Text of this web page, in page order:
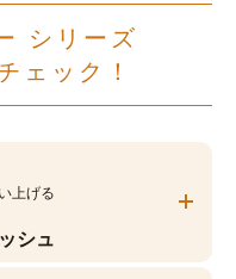
シリーズ
ェック！
上げる
シュ